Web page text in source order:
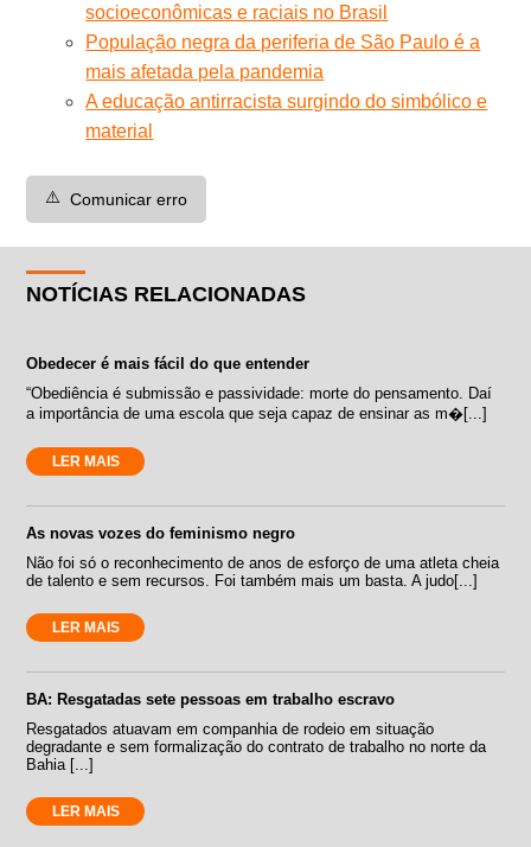
socioeconômicas e raciais no Brasil
População negra da periferia de São Paulo é a
mais afetada pela pandemia
A educação antirracista surgindo do simbólico e
material
⚠️ Comunicar erro
NOTÍCIAS RELACIONADAS
Obedecer é mais fácil do que entender
“Obediência é submissão e passividade: morte do pensamento. Daí
a importância de uma escola que seja capaz de ensinar as m�[...]
LER MAIS
As novas vozes do feminismo negro
Não foi só o reconhecimento de anos de esforço de uma atleta cheia
de talento e sem recursos. Foi também mais um basta. A judo[...]
LER MAIS
BA: Resgatadas sete pessoas em trabalho escravo
Resgatados atuavam em companhia de rodeio em situação
degradante e sem formalização do contrato de trabalho no norte da
Bahia [...]
LER MAIS